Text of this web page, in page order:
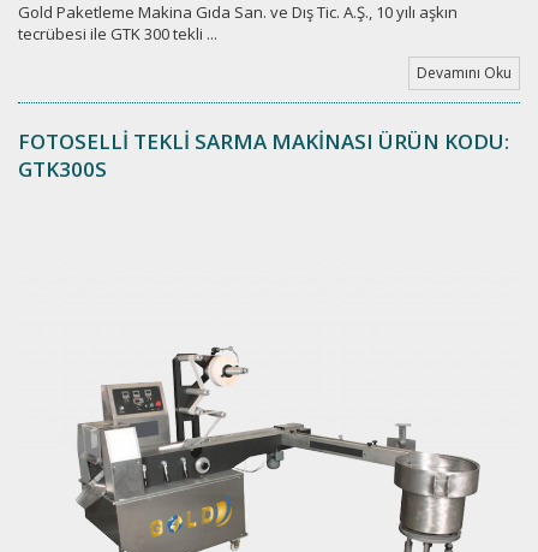
Gold Paketleme Makina Gıda San. ve Dış Tic. A.Ş., 10 yılı aşkın
tecrübesi ile GTK 300 tekli ...
Devamını Oku
FOTOSELLİ TEKLİ SARMA MAKİNASI ÜRÜN KODU:
GTK300S